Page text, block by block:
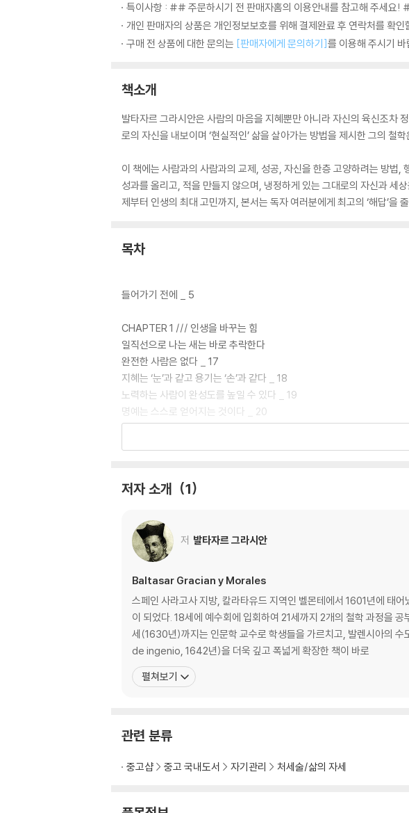
특이사항 : ## 주문하시기 전 판매자홈의 이용안내를 참고해 주세요!
개인 판매자의 상품은 개인정보보호를 위해 결제완료 후 연락처를 확인
구매 전 상품에 대한 문의는 [판매자에게 문의하기]를 이용해 주시기 바
책소개
발타자르 그라시안은 사람의 마음을 지혜뿐만 아니라 자신의 육신조차
로의 자신을 내보이며 ‘현실적인’ 삶을 살아가는 방법을 제시한 그의 철
이 책에는 사람과의 사람과의 교제, 성공, 자신을 한층 고양하려는 방법,
성과를 올리고, 적을 만들지 않으며, 냉정하게 있는 그대로의 자신과 세
제부터 인생의 최대 고민까지, 본서는 독자 여러분에게 최고의 ‘해답’을
목차
들어가기 전에 _ 5
CHAPTER 1 /// 인생을 바꾸는 힘
일직선으로 나는 새는 바로 추락한다
완전한 사람은 없다 _ 17
지혜는 ‘눈’과 같고 용기는 ‘손’과 같다 _ 18
노력하는 사람이 완성도를 높일 수 있다 _ 19
명예는 스스로 얻어지는 것이다 _ 20
성공의 가능성을 검토해야 한다 _ 21
섣불리 자신의 재능을 나타내서는 안 된다 _ 26
위장 라벨에 속아서는 안 된다 _ 28
예의를 다하면 타인의 사랑을 얻을 수 있다 _ 29
노력의 흔적을 지워야 한다 _ 30
뛰어난 사람의 특징 _ 31
비평에 귀를 기울여야 한다 _ 32
항상 다른 사람이 기대하도록 해야 한다 _ 33
어느 사람에게나 반드시 한 가지, 삶의 힌트를 배울 수가 있다 _ 34
어떤 상황에 부닥쳐도 대처할 수 있는 무기가 필요하다 _ 35
계획적이고 전략적이어야 한다 _ 37
간결함은 일을 촉진하고 사람을 기쁘게 한다 _ 40
자신의 운세를 알아야 한다 _ 41
시야를 바꾸면 전혀 다르게 보인다 _ 42
저자 소개 1
저 발타자르 그라시안
Baltasar Gracian y Morales
스페인 사라고사 지방, 칼라타유드 지역인 벨몬테에서 1601년에 태
이 되었다. 18세에 예수회에 입회하여 21세까지 2개의 철학 과정을
세(1630년)까지는 인문학 교수로 학생들을 가르치고, 발렌시아의 수
de ingenio, 1642년)을 더욱 깊고 폭넓게 확장한 책이 바로
펼쳐보기
관련 분류
중고샵 중고 국내도서 자기관리 처세술/삶의 자세